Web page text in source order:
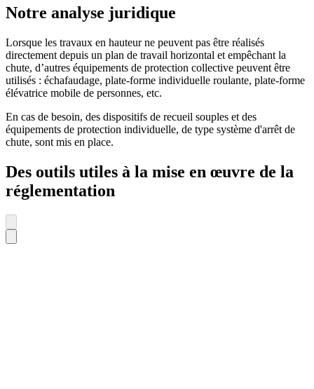
Notre analyse juridique
Lorsque les travaux en hauteur ne peuvent pas être réalisés
directement depuis un plan de travail horizontal et empêchant la
chute, d’autres équipements de protection collective peuvent être
utilisés : échafaudage, plate-forme individuelle roulante, plate-forme
élévatrice mobile de personnes, etc.
En cas de besoin, des dispositifs de recueil souples et des
équipements de protection individuelle, de type système d'arrêt de
chute, sont mis en place.
Des outils utiles à la mise en œuvre de la
réglementation